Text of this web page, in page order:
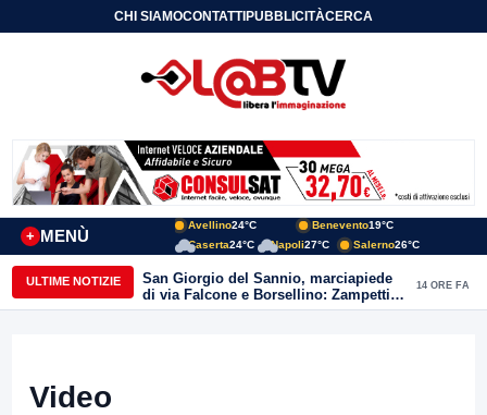
CHI SIAMOCONTATTIPUBBLICITÀCERCA
MENÙ
+
Avellino24°C Benevento19°C
Caserta24°C Napoli27°C Salerno26°C
ULTIME NOTIZIE
San Giorgio del Sannio, marciapiede
di via Falcone e Borsellino: Zampetti e
Lombardi replicano alle polemiche
14 ORE FA
Video